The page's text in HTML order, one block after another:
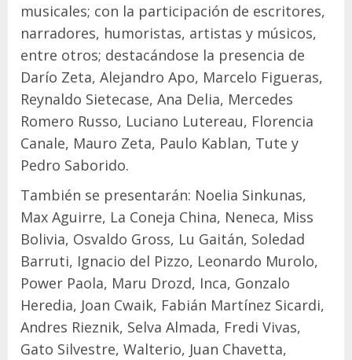
musicales; con la participación de escritores,
narradores, humoristas, artistas y músicos,
entre otros; destacándose la presencia de
Darío Zeta, Alejandro Apo, Marcelo Figueras,
Reynaldo Sietecase, Ana Delia, Mercedes
Romero Russo, Luciano Lutereau, Florencia
Canale, Mauro Zeta, Paulo Kablan, Tute y
Pedro Saborido.
También se presentarán: Noelia Sinkunas,
Max Aguirre, La Coneja China, Neneca, Miss
Bolivia, Osvaldo Gross, Lu Gaitán, Soledad
Barruti, Ignacio del Pizzo, Leonardo Murolo,
Power Paola, Maru Drozd, Inca, Gonzalo
Heredia, Joan Cwaik, Fabián Martínez Sicardi,
Andres Rieznik, Selva Almada, Fredi Vivas,
Gato Silvestre, Walterio, Juan Chavetta,